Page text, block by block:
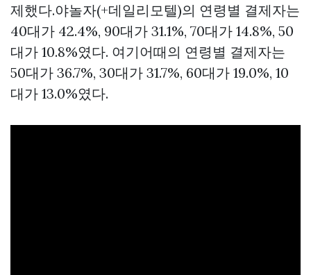
제했다.야놀자(+데일리모텔)의 연령별 결제자는
40대가 42.4%, 90대가 31.1%, 70대가 14.8%, 50
대가 10.8%였다. 여기어때의 연령별 결제자는
50대가 36.7%, 30대가 31.7%, 60대가 19.0%, 10
대가 13.0%였다.